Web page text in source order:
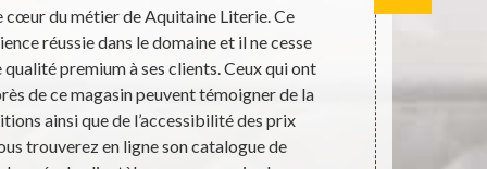
cœur du métier de Aquitaine Literie. Ce
réussie dans le domaine et il ne cesse
premium à ses clients. Ceux qui ont
de ce magasin peuvent témoigner de la
ainsi que de l’accessibilité des prix
trouverez en ligne son catalogue de
Ceux qui